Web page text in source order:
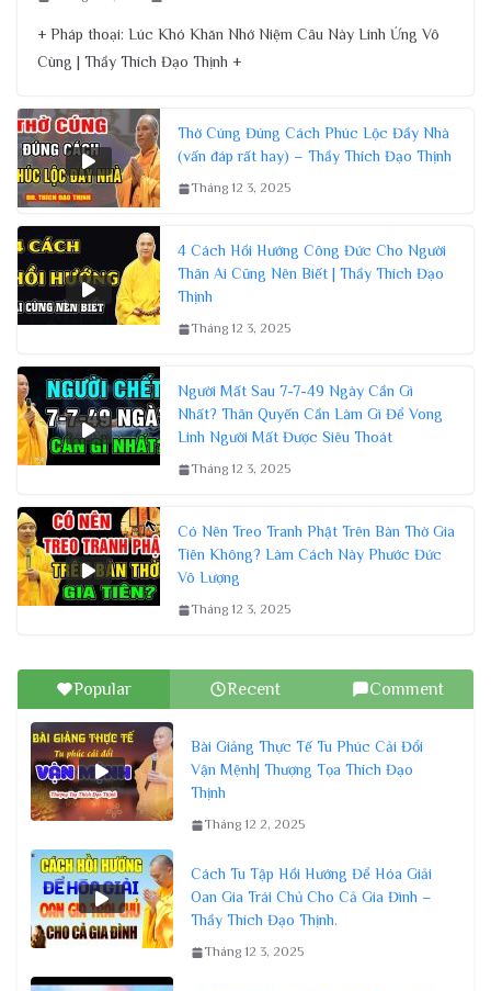
+ Pháp thoại: Lúc Khó Khăn Nhớ Niệm Câu Này Linh Ứng Vô
Cùng | Thầy Thích Đạo Thịnh +
Thờ Cúng Đúng Cách Phúc Lộc Đầy Nhà
(vấn đáp rất hay) – Thầy Thích Đạo Thịnh
Tháng 12 3, 2025
4 Cách Hồi Hướng Công Đức Cho Người
Thân Ai Cũng Nên Biết | Thầy Thích Đạo
Thịnh
Tháng 12 3, 2025
Người Mất Sau 7-7-49 Ngày Cần Gì
Nhất? Thân Quyến Cần Làm Gì Để Vong
Linh Người Mất Được Siêu Thoát
Tháng 12 3, 2025
Có Nên Treo Tranh Phật Trên Bàn Thờ Gia
Tiên Không? Làm Cách Này Phước Đức
Vô Lượng
Tháng 12 3, 2025
Popular Recent Comment
Bài Giảng Thực Tế Tu Phúc Cải Đổi
Vận Mệnh| Thượng Tọa Thích Đạo
Thịnh
Tháng 12 2, 2025
Cách Tu Tập Hồi Hướng Để Hóa Giải
Oan Gia Trái Chủ Cho Cả Gia Đình –
Thầy Thích Đạo Thịnh.
Tháng 12 3, 2025